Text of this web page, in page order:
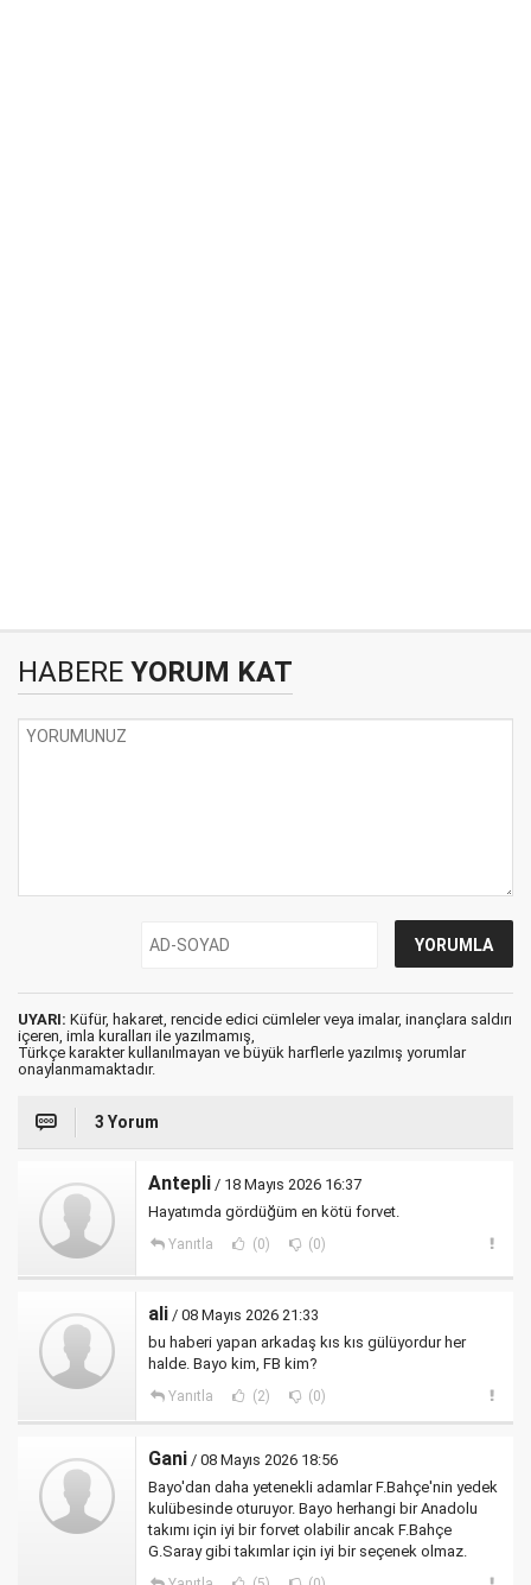
HABERE YORUM KAT
UYARI: Küfür, hakaret, rencide edici cümleler veya imalar, inançlara saldırı
içeren, imla kuralları ile yazılmamış,
Türkçe karakter kullanılmayan ve büyük harflerle yazılmış yorumlar
onaylanmamaktadır.
3 Yorum
Antepli / 18 Mayıs 2026 16:37
Hayatımda gördüğüm en kötü forvet.
Yanıtla (0) (0)
ali / 08 Mayıs 2026 21:33
bu haberi yapan arkadaş kıs kıs gülüyordur her
halde. Bayo kim, FB kim?
Yanıtla (2) (0)
Gani / 08 Mayıs 2026 18:56
Bayo'dan daha yetenekli adamlar F.Bahçe'nin yedek
kulübesinde oturuyor. Bayo herhangi bir Anadolu
takımı için iyi bir forvet olabilir ancak F.Bahçe
G.Saray gibi takımlar için iyi bir seçenek olmaz.